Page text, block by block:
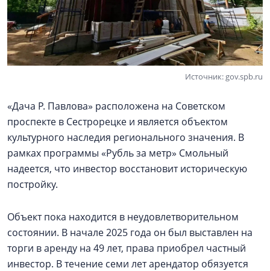
Источник: gov.spb.ru
«Дача Р. Павлова» расположена на Советском
проспекте в Сестрорецке и является объектом
культурного наследия регионального значения. В
рамках программы «Рубль за метр» Смольный
надеется, что инвестор восстановит историческую
постройку.
Объект пока находится в неудовлетворительном
состоянии. В начале 2025 года он был выставлен на
торги в аренду на 49 лет, права приобрел частный
инвестор. В течение семи лет арендатор обязуется